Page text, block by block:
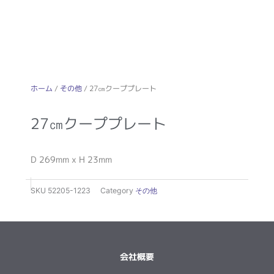
ホーム / その他/ 27㎝クーププレート
27㎝クーププレート
D 269mm x H 23mm
SKU 52205-1223 Category その他
会社概要